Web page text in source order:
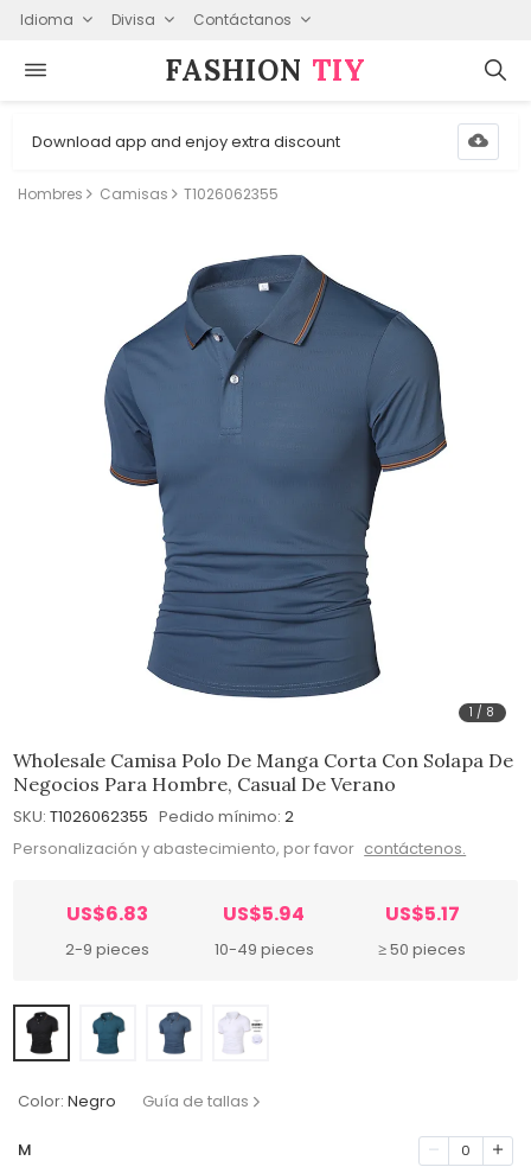
Idioma Divisa Contáctanos
FASHION⁠ TIY
Download app and enjoy extra discount
Hombres Camisas T1026062355
1 / 8
Wholesale Camisa Polo De Manga Corta Con Solapa De
Negocios Para Hombre, Casual De Verano
SKU: T1026062355 Pedido mínimo: 2
Personalización y abastecimiento, por favor contáctenos.
US$6.83
2-9 pieces
US$5.94
10-49 pieces
US$5.17
≥ 50 pieces
Color: Negro Guía de tallas
M 0